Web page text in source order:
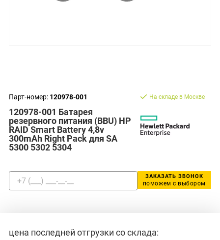
Парт-номер: 120978-001
120978-001 Батарея
резервного питания (BBU) HP
RAID Smart Battery 4,8v
300mAh Right Pack для SA
5300 5302 5304
На складе в Москве
ЗАКАЗАТЬ ЗВОНОК
поможем с выбором
цена последней отгрузки со склада: